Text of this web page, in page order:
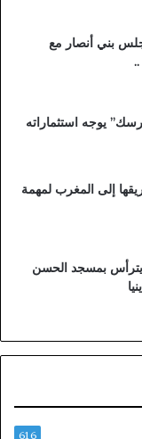
بني أنصار مع
يوجه استثماراته
إلى المغرب لمهمة
يترأس بمسجد الحسن
616